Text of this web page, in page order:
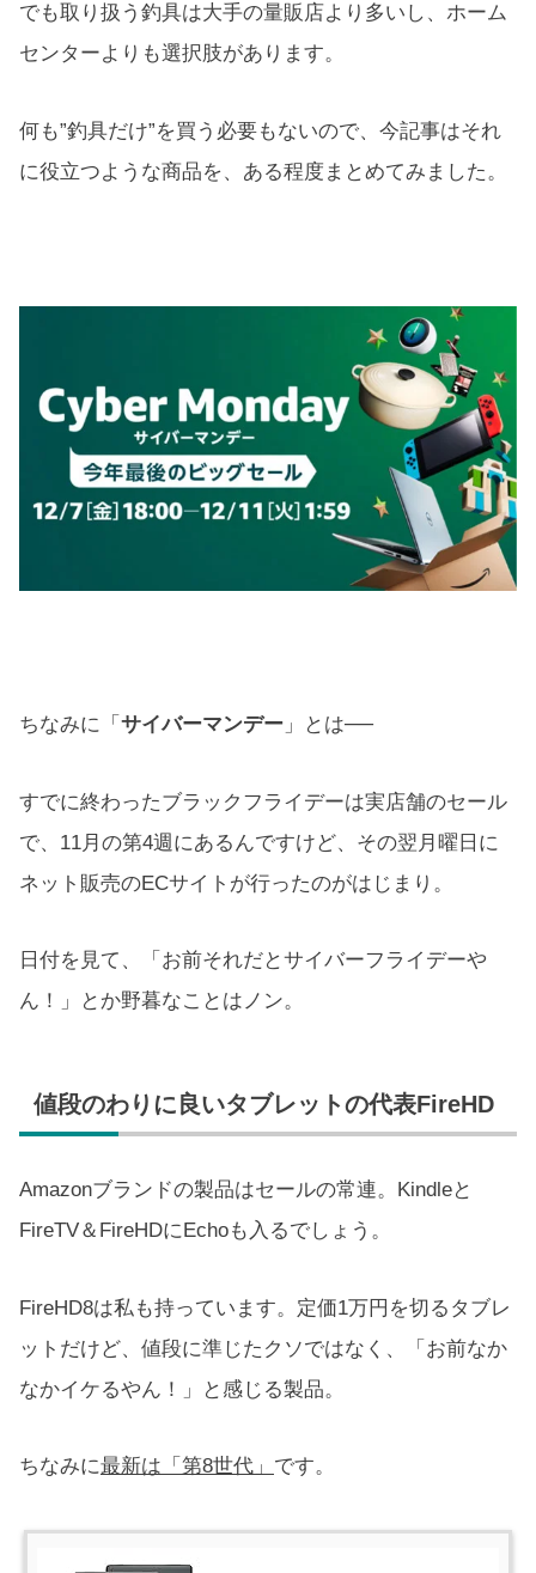
でも取り扱う釣具は大手の量販店より多いし、ホーム
センターよりも選択肢があります。
何も”釣具だけ”を買う必要もないので、今記事はそれ
に役立つような商品を、ある程度まとめてみました。
ちなみに「 サイバーマンデー 」とは──
すでに終わったブラックフライデーは実店舗のセール
で、11月の第4週にあるんですけど、その翌月曜日に
ネット販売のECサイトが行ったのがはじまり。
日付を見て、「お前それだとサイバーフライデーや
ん！」とか野暮なことはノン。
値段のわりに良いタブレットの代表FireHD
Amazonブランドの製品はセールの常連。Kindleと
FireTV＆FireHDにEchoも入るでしょう。
FireHD8は私も持っています。定価1万円を切るタブレ
ットだけど、値段に準じたクソではなく、「お前なか
なかイケるやん！」と感じる製品。
ちなみに最新は「第8世代」 です。